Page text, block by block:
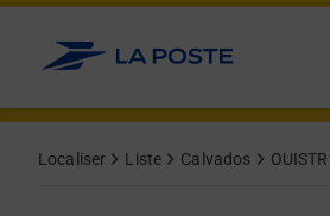
Allez au contenu
Localiser Liste Calvados
Afficher ou masquer la réponse
Afficher ou masquer la réponse
Afficher ou masquer la réponse